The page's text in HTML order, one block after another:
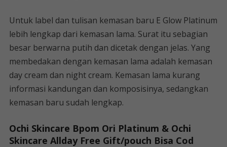
Untuk label dan tulisan kemasan baru E Glow Platinum
lebih lengkap dari kemasan lama. Surat itu sebagian
besar berwarna putih dan dicetak dengan jelas. Yang
membedakan dengan kemasan lama adalah kemasan
day cream dan night cream. Kemasan lama kurang
informasi kandungan dan komposisinya, sedangkan
kemasan baru sudah lengkap.
Ochi Skincare Bpom Ori Platinum & Ochi
Skincare Allday Free Gift/pouch Bisa Cod